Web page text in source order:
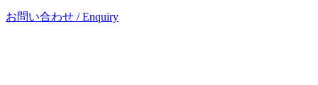
お問い合わせ /Enquiry